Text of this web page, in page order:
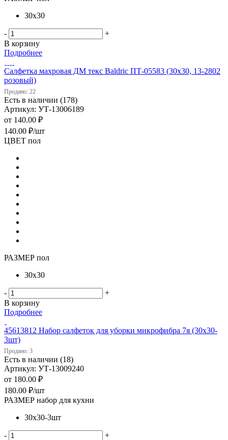
30х30
-
+
В корзину
Подробнее
Салфетка махровая ДМ текс Baldric ПТ-05583 (30х30, 13-2802
розовый)
Продано: 22
Есть в наличии (178)
Артикул: УТ-13006189
от 140.00 ₽
140.00 ₽/шт
ЦВЕТ пол
РАЗМЕР пол
30х30
-
+
В корзину
Подробнее
45613812 Набор салфеток для уборки микрофибра 7я (30х30-
3шт)
Продано: 3
Есть в наличии (18)
Артикул: УТ-13009240
от 180.00 ₽
180.00 ₽/шт
РАЗМЕР набор для кухни
30х30-3шт
-
+